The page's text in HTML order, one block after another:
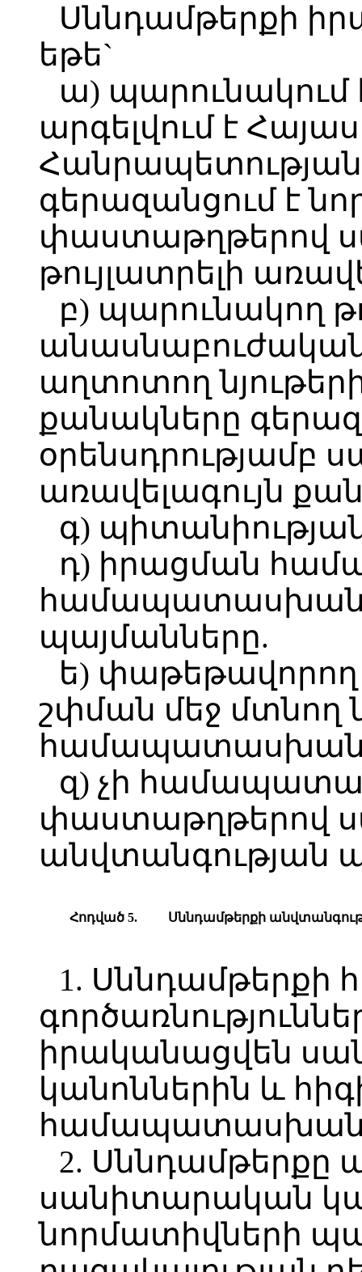
Սննդամթերքի
եթե`
ա) պարունակում
արգելվում է
Հանրապետության
գերազանցում է
փաստաթղթերով
թույլատրելի
բ) պարունակող
աղտոտող
քանակները
օրենսդրությամբ
առավելագույն
գ)
դ) իրացման
համապատասխան
պայմանները.
ե)
շփման մեջ մտնող
զ) չի
փաստաթղթերով
անվտանգության
Հոդված 5. Սննդամթերքի
1. Սննդամթերքի
իրականացվեն
կանոններին և
2. Սննդամթերքը
սանիտարական
նորմատիվների